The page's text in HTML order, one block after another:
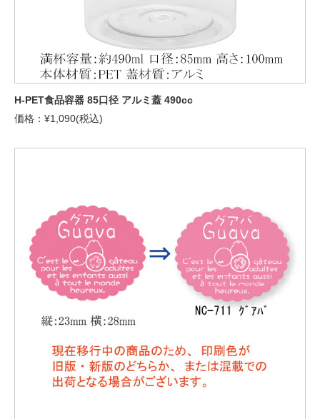
H-PET食品容器 85口径 アルミ蓋 490cc
価格：¥1,090(税込)